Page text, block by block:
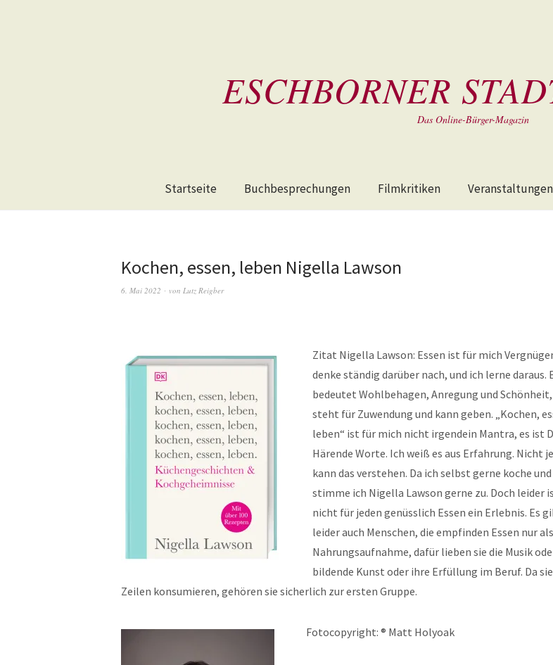
ESCHBORNER
Das Online-Bürger-Magazin
Startseite Buchbesprechungen Filmkritiken Veranstaltungen
Kochen, essen, leben Nigella Lawson
6. Mai 2022 von Lutz Reigber
Zitat Nigella Lawson: Essen ist für mich
denke ständig darüber nach, und ich lerne daraus.
bedeutet Wohlbehagen, Anregung und Schönheit,
steht für Zuwendung und kann geben. „Kochen,
leben“ ist für mich nicht irgendein Mantra, es ist
Härende Worte. Ich weiß es aus Erfahrung. Nicht
kann das verstehen. Da ich selbst gerne koche und
stimme ich Nigella Lawson gerne zu. Doch leider
nicht für jeden genüsslich Essen ein Erlebnis. Es
leider auch Menschen, die empfinden Essen nur als
Nahrungsaufnahme, dafür lieben sie die Musik
bildende Kunst oder ihre Erfüllung im Beruf. Da
Zeilen konsumieren, gehören sie sicherlich zur ersten Gruppe.
Fotocopyright: ® Matt Holyoak